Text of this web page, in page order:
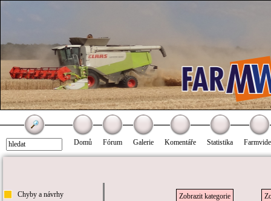
Domů Fórum Galerie Komentáře Statistika
Chyby a návrhy
Zobrazit kategorie